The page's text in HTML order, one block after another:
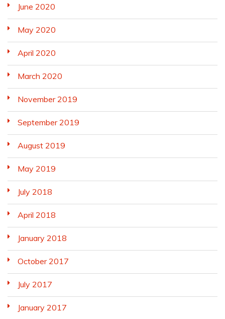
June 2020
May 2020
April 2020
March 2020
November 2019
September 2019
August 2019
May 2019
July 2018
April 2018
January 2018
October 2017
July 2017
January 2017